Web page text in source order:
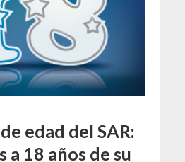
edad del SAR:
a 18 años de su